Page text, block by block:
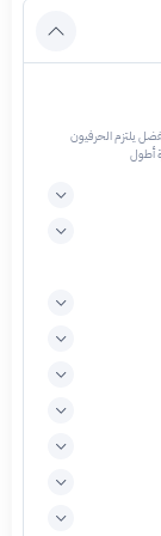
يلتزم الحرفيون
أطول